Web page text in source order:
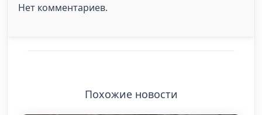
Нет комментариев.
Похожие новости